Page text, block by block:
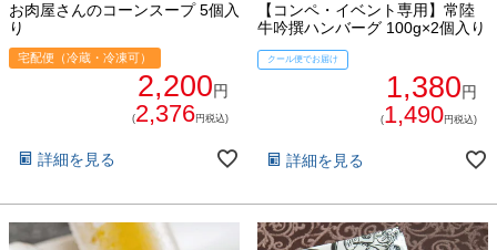
お肉屋さんのコーンスープ 5個入
り
宅配便（冷蔵・冷凍可）
2,200円
(2,376円税込)
詳細を見る
【コンペ・イベント専用】常陸
牛吟撰ハンバーグ 100g×2個入り
クール便でお届け
1,380円
(1,490円税込)
詳細を見る